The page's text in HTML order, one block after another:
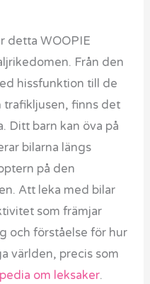
detta WOOPIE
Från den
hissfunktion till de
trafikljusen, finns det
Ditt barn kan öva på
bilarna längs
på den
Att leka med bilar
som främjar
och förståelse för hur
världen, precis som
om leksaker.